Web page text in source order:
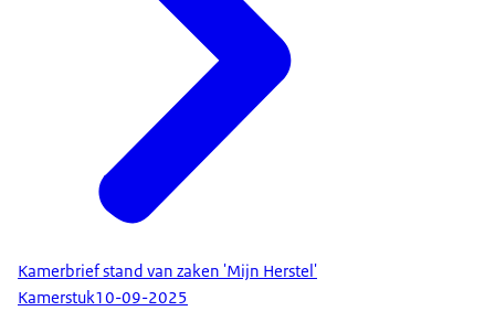
Kamerbrief stand van zaken 'Mijn Herstel'
Kamerstuk10-09-2025